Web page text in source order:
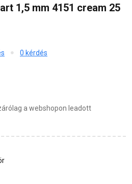
1,5 mm 4151 cream 25
0 kérdés
a webshopon leadott